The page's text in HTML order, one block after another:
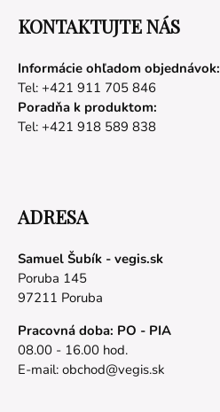
KONTAKTUJTE NÁS
Informácie ohľadom objednávok:
Tel: +421 911 705 846
Poradňa k produktom:
Tel: +421 918 589 838
ADRESA
Samuel Šubík - vegis.sk
Poruba 145
97211 Poruba
Pracovná doba: PO - PIA
08.00 - 16.00 hod.
E-mail: obchod@vegis.sk